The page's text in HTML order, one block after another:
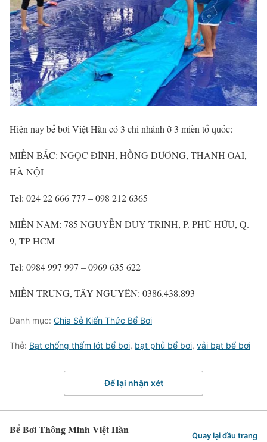
Hiện nay bể bơi Việt Hàn có 3 chi nhánh ở 3 miền tổ quốc:
MIỀN BẮC: NGỌC ĐÌNH, HỒNG DƯƠNG, THANH OAI,
HÀ NỘI
Tel: 024 22 666 777 – 098 212 6365
MIỀN NAM: 785 NGUYỄN DUY TRINH, P. PHÚ HỮU, Q.
9, TP HCM
Tel: 0984 997 997 – 0969 635 622
MIỀN TRUNG, TÂY NGUYÊN: 0386.438.893
Danh mục: Chia Sẻ Kiến Thức Bể Bơi
Thẻ: Bạt chống thấm lót bể bơi, bạt phủ bể bơi, vải bạt bể bơi
Để lại nhận xét
Bể Bơi Thông Minh Việt Hàn Quay lại đầu trang